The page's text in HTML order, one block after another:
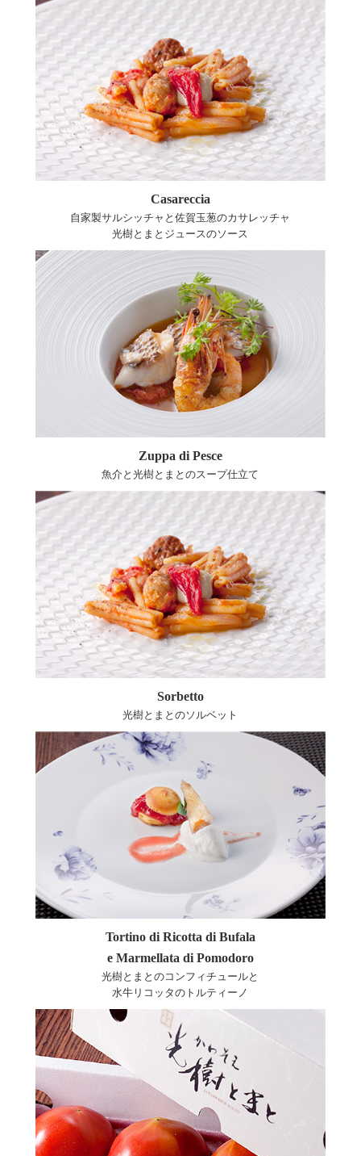
Casareccia
自家製サルシッチャと佐賀玉葱のカサレッチャ
光樹とまとジュースのソース
Zuppa di Pesce
魚介と光樹とまとのスープ仕立て
Sorbetto
光樹とまとのソルベット
Tortino di Ricotta di Bufala
e Marmellata di Pomodoro
光樹とまとのコンフィチュールと
水牛リコッタのトルティーノ